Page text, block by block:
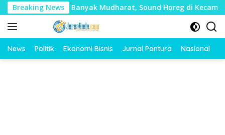
Langsung
ke
konten
Breaking News
Timbulkan Banyak Mudharat, Sound Horeg di Kecamatan
News Politik Ekonomi Bisnis Jurnal Pantura Nasional